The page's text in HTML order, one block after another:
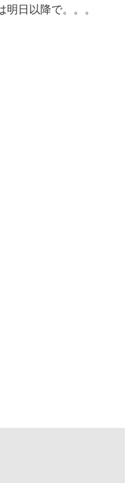
日以降で。。。